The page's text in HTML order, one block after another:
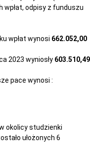
wpłat, odpisy z funduszu
wpłat wynosi 662.052,00
2023 wyniosły 603.510,49
pace wynosi :
okolicy studzienki
ułożonych 6